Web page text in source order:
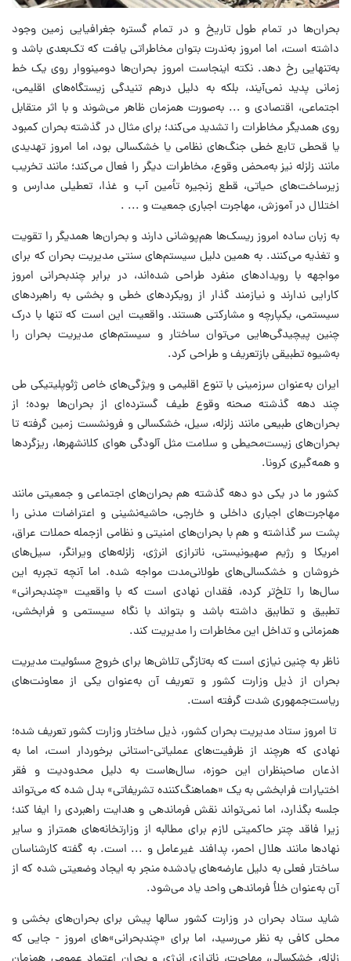
بحران‌ها در تمام طول تاریخ و در تمام گستره جغرافیایی زمین وجود
داشته است، اما امروز به‌ندرت بتوان مخاطراتی یافت که تک‌بعدی باشد و
به‌تنهایی رخ دهد. نکته اینجاست امروز بحران‌ها دومینووار روی یک خط
زمانی پدید نمی‌آیند، بلکه به دلیل درهم تنیدگی زیستگاه‌های اقلیمی،
اجتماعی، اقتصادی و ... به‌صورت همزمان ظاهر می‌شوند و با اثر متقابل
روی همدیگر مخاطرات را تشدید می‌کند؛ برای مثال در گذشته بحران کمبود
یا قحطی تابع خطی جنگ‌های نظامی یا خشکسالی بود، اما امروز تهدیدی
مانند زلزله نیز به‌محض وقوع، مخاطرات دیگر را فعال می‌کند؛ مانند تخریب
زیرساخت‌های حیاتی، قطع زنجیره تأمین آب و غذا، تعطیلی مدارس و
اختلال در آموزش، مهاجرت اجباری جمعیت و ... .
به زبان ساده امروز ریسک‌ها هم‌پوشانی دارند و بحران‌ها همدیگر را تقویت
و تغذیه می‌کنند. به همین دلیل سیستم‌های سنتی مدیریت بحران که برای
مواجهه با رویدادهای منفرد طراحی شده‌اند، در برابر چندبحرانی امروز
کارایی ندارند و نیازمند گذار از رویکردهای خطی و بخشی به راهبردهای
سیستمی، یکپارچه و مشارکتی هستند. واقعیت این است که تنها با درک
چنین پیچیدگی‌هایی می‌توان ساختار و سیستم‌های مدیریت بحران را
به‌شیوه‌ تطبیقی بازتعریف و طراحی کرد.
ایران به‌عنوان سرزمینی با تنوع اقلیمی و ویژگی‌های خاص ژئوپلیتیکی طی
چند دهه گذشته صحنه‌ وقوع طیف گسترده‌ای از بحران‌ها بوده؛ از
بحران‌های طبیعی مانند زلزله، سیل، خشکسالی و فرونشست زمین گرفته تا
بحران‌های زیست‌محیطی و سلامت مثل آلودگی هوای کلانشهرها، ریزگردها
و همه‌گیری کرونا.
کشور ما در یکی دو دهه گذشته هم بحران‌های اجتماعی و جمعیتی مانند
مهاجرت‌های اجباری داخلی و خارجی، حاشیه‌نشینی و اعتراضات مدنی را
پشت سر گذاشته و هم با بحران‌های امنیتی و نظامی ازجمله حملات عراق،
امریکا و رژیم صهیونیستی، ناترازی انرژی، زلزله‌های ویرانگر، سیل‌های
خروشان و خشکسالی‌های طولانی‌مدت مواجه شده. اما آنچه تجربه این
سال‌ها را تلخ‌تر کرده، فقدان نهادی است که با واقعیت «چندبحرانی»
تطبیق و تطاببق داشته باشد و بتواند با نگاه سیستمی و فرابخشی،
همزمانی و تداخل این مخاطرات را مدیریت کند.
ناظر به چنین نیازی است که به‌تازگی تلاش‌ها برای خروج مسئولیت مدیریت
بحران از ذیل وزارت کشور و تعریف آن به‌عنوان یکی از معاونت‌های
ریاست‌جمهوری شدت گرفته است.
تا امروز ستاد مدیریت بحران کشور، ذیل ساختار وزارت کشور تعریف شده؛
نهادی که هرچند از ظرفیت‌های عملیاتی-استانی برخوردار است، اما به
اذعان صاحبنظران این حوزه، سال‌هاست به دلیل محدودیت و فقر
اختیارات فرابخشی به یک «هماهنگ‌کننده تشریفاتی» بدل شده که می‌تواند
جلسه بگذارد، اما نمی‌تواند نقش فرماندهی و هدایت راهبردی را ایفا کند؛
زیرا فاقد چتر حاکمیتی لازم برای مطالبه از وزارتخانه‌های همتراز و سایر
نهادها مانند هلال احمر، پدافند غیرعامل و ... است. به گفته کارشناسان
ساختار فعلی به دلیل عارضه‌های یادشده منجر به ایجاد وضعیتی شده که از
آن به‌عنوان خلأ فرماندهی واحد یاد می‌شود.
شاید ستاد بحران در وزارت کشور سالها پیش برای بحران‌های بخشی و
محلی کافی به نظر می‌رسید، اما برای «چندبحرانی»های امروز - جایی که